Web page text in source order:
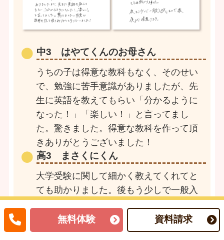
中3 はやてくんのお母さん
うちの子は得意な教科もなく、そのせい
で、勉強に苦手意識がありましたが、先
生に英語を教えてもらい「分かるように
なった！」「楽しい！」と言ってまし
た。驚きました。得意な教科を作って頂
きありがとうございました！
高3 まさくにくん
大学受験に関して細かく教えてくれてと
ても助かりました。後もう少しで一般入
無料体験 資料請求